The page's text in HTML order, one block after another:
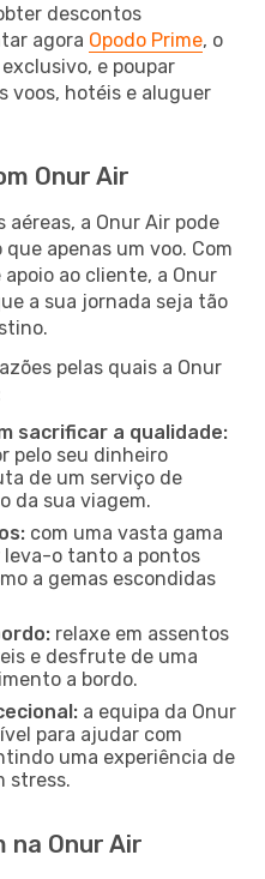
descontos
agora Opodo Prime, o
e poupar
voos, hotéis e aluguer
Onur Air
a Onur Air pode
apenas um voo. Com
ao cliente, a Onur
a sua jornada seja tão
pelas quais a Onur
sacrificar a qualidade:
pelo seu dinheiro
de um serviço de
da sua viagem.
com uma vasta gama
leva-o tanto a pontos
a gemas escondidas
relaxe em assentos
e desfrute de uma
a bordo.
a equipa da Onur
para ajudar com
uma experiência de
stress.
na Onur Air